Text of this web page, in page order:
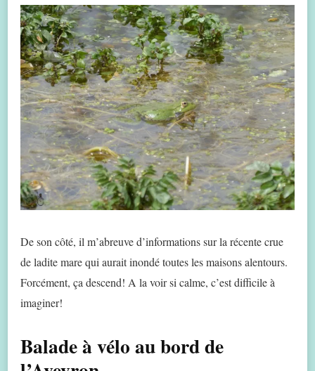
De son côté, il m’abreuve d’informations sur la récente crue
de ladite mare qui aurait inondé toutes les maisons alentours.
Forcément, ça descend! A la voir si calme, c’est difficile à
imaginer!
Balade à vélo au bord de